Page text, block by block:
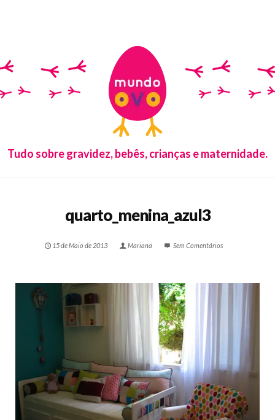
Tudo sobre gravidez, bebês, crianças e maternidade.
quarto_menina_azul3
15 de Maio de 2013 Mariana Sem Comentários